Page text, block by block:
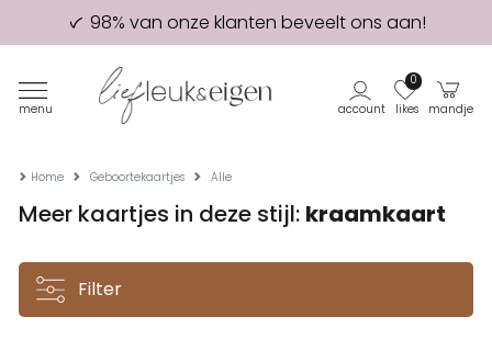
98% van onze klanten beveelt ons aan!
Eerste proefdruk GRATIS
menu account likes
0
mandje
Home Geboortekaartjes Alle
Meer kaartjes in deze stijl: kraamkaart
Filter